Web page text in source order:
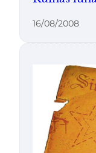
16/08/2008